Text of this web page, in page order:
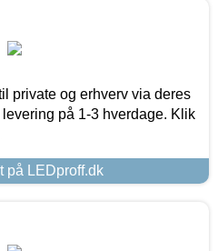
private og erhverv via deres
på 1-3 hverdage. Klik
på LEDproff.dk